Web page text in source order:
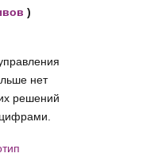
)
нет
решений